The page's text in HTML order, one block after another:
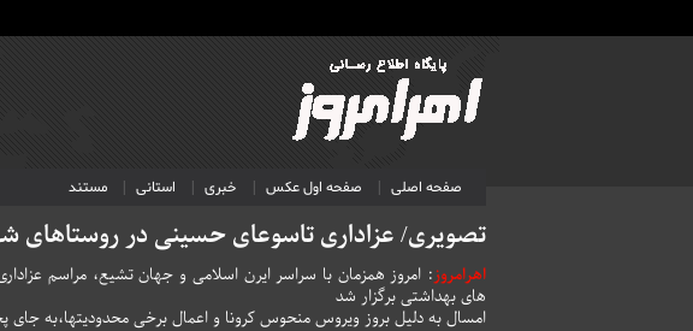
صفحه اصلی صفحه اول عکس خبری استانی مستند
تصویری/ عزاداری تاسوعای حسینی در روستاهای
اهرامروز: امروز همزمان با سراسر ایرن اسلامی و جهان تشیع، مراسم
های بهداشتی برگزار شد
امسال به دلیل بروز ویروس منحوس کرونا و اعمال برخی محدودیتها،به جای